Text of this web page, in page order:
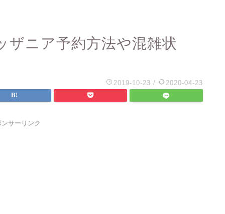
ザニア予約方法や混雑状
2019-10-23 / 2020-04-23
サーリンク